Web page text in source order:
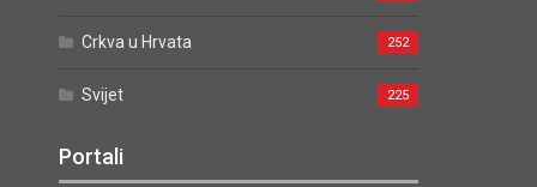
Crkva u Hrvata 252
Svijet 225
Portali